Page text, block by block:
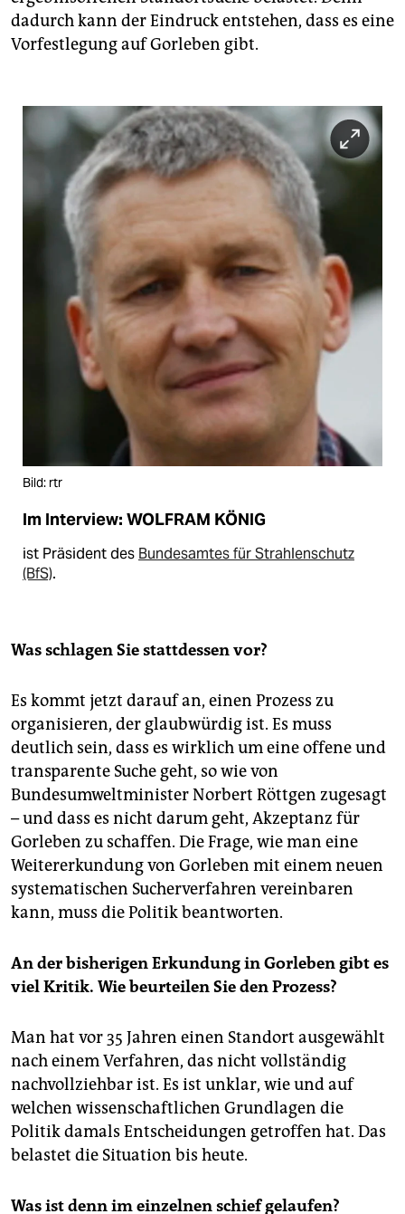
dadurch kann der Eindruck entstehen, dass es eine
Vorfestlegung auf Gorleben gibt.
Bild: rtr
Im Interview: WOLFRAM KÖNIG
ist Präsident des Bundesamtes für Strahlenschutz
(BfS).
Was schlagen Sie stattdessen vor?
Es kommt jetzt darauf an, einen Prozess zu
organisieren, der glaubwürdig ist. Es muss
deutlich sein, dass es wirklich um eine offene und
transparente Suche geht, so wie von
Bundesumweltminister Norbert Röttgen zugesagt
– und dass es nicht darum geht, Akzeptanz für
Gorleben zu schaffen. Die Frage, wie man eine
Weitererkundung von Gorleben mit einem neuen
systematischen Sucherverfahren vereinbaren
kann, muss die Politik beantworten.
An der bisherigen Erkundung in Gorleben gibt es
viel Kritik. Wie beurteilen Sie den Prozess?
Man hat vor 35 Jahren einen Standort ausgewählt
nach einem Verfahren, das nicht vollständig
nachvollziehbar ist. Es ist unklar, wie und auf
welchen wissenschaftlichen Grundlagen die
Politik damals Entscheidungen getroffen hat. Das
belastet die Situation bis heute.
Was ist denn im einzelnen schief gelaufen?